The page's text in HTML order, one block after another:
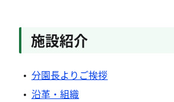
施設紹介
分園長よりご挨拶
沿革・組織